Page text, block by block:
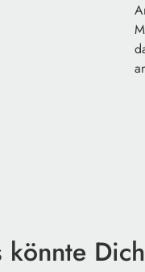
könnte